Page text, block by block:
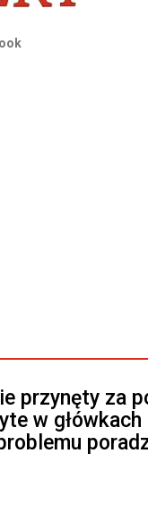
przynęty za
w